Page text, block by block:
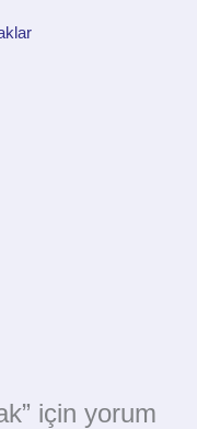
için yorum